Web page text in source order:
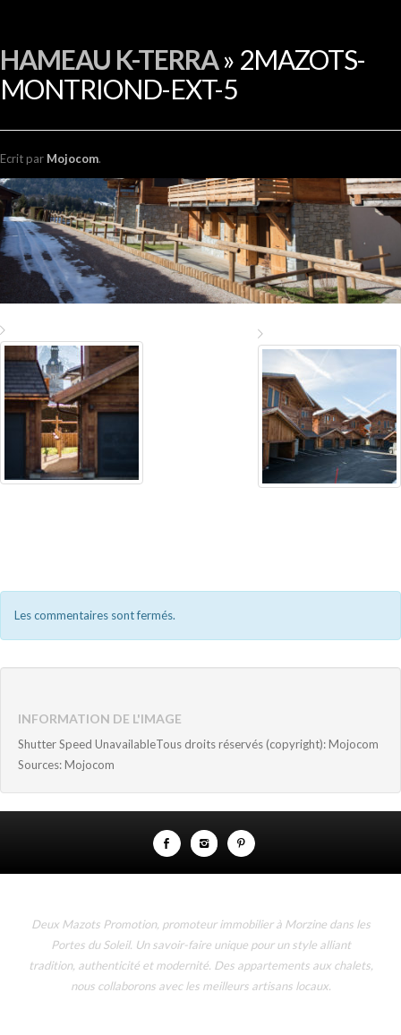
HAMEAU K-TERRA» 2MAZOTS-
MONTRIOND-EXT-5
Ecrit par Mojocom.
Les commentaires sont fermés.
INFORMATION DE L'IMAGE
Shutter Speed UnavailableTous droits réservés (copyright): Mojocom
Sources: Mojocom
Deux Mazots Promotion, promoteur immobilier à Morzine dans les
Portes du Soleil. Un savoir-faire unique pour un style alliant
tradition, authenticité et modernité. Des appartements aux chalets,
nous collaborons avec les meilleurs artisans locaux.